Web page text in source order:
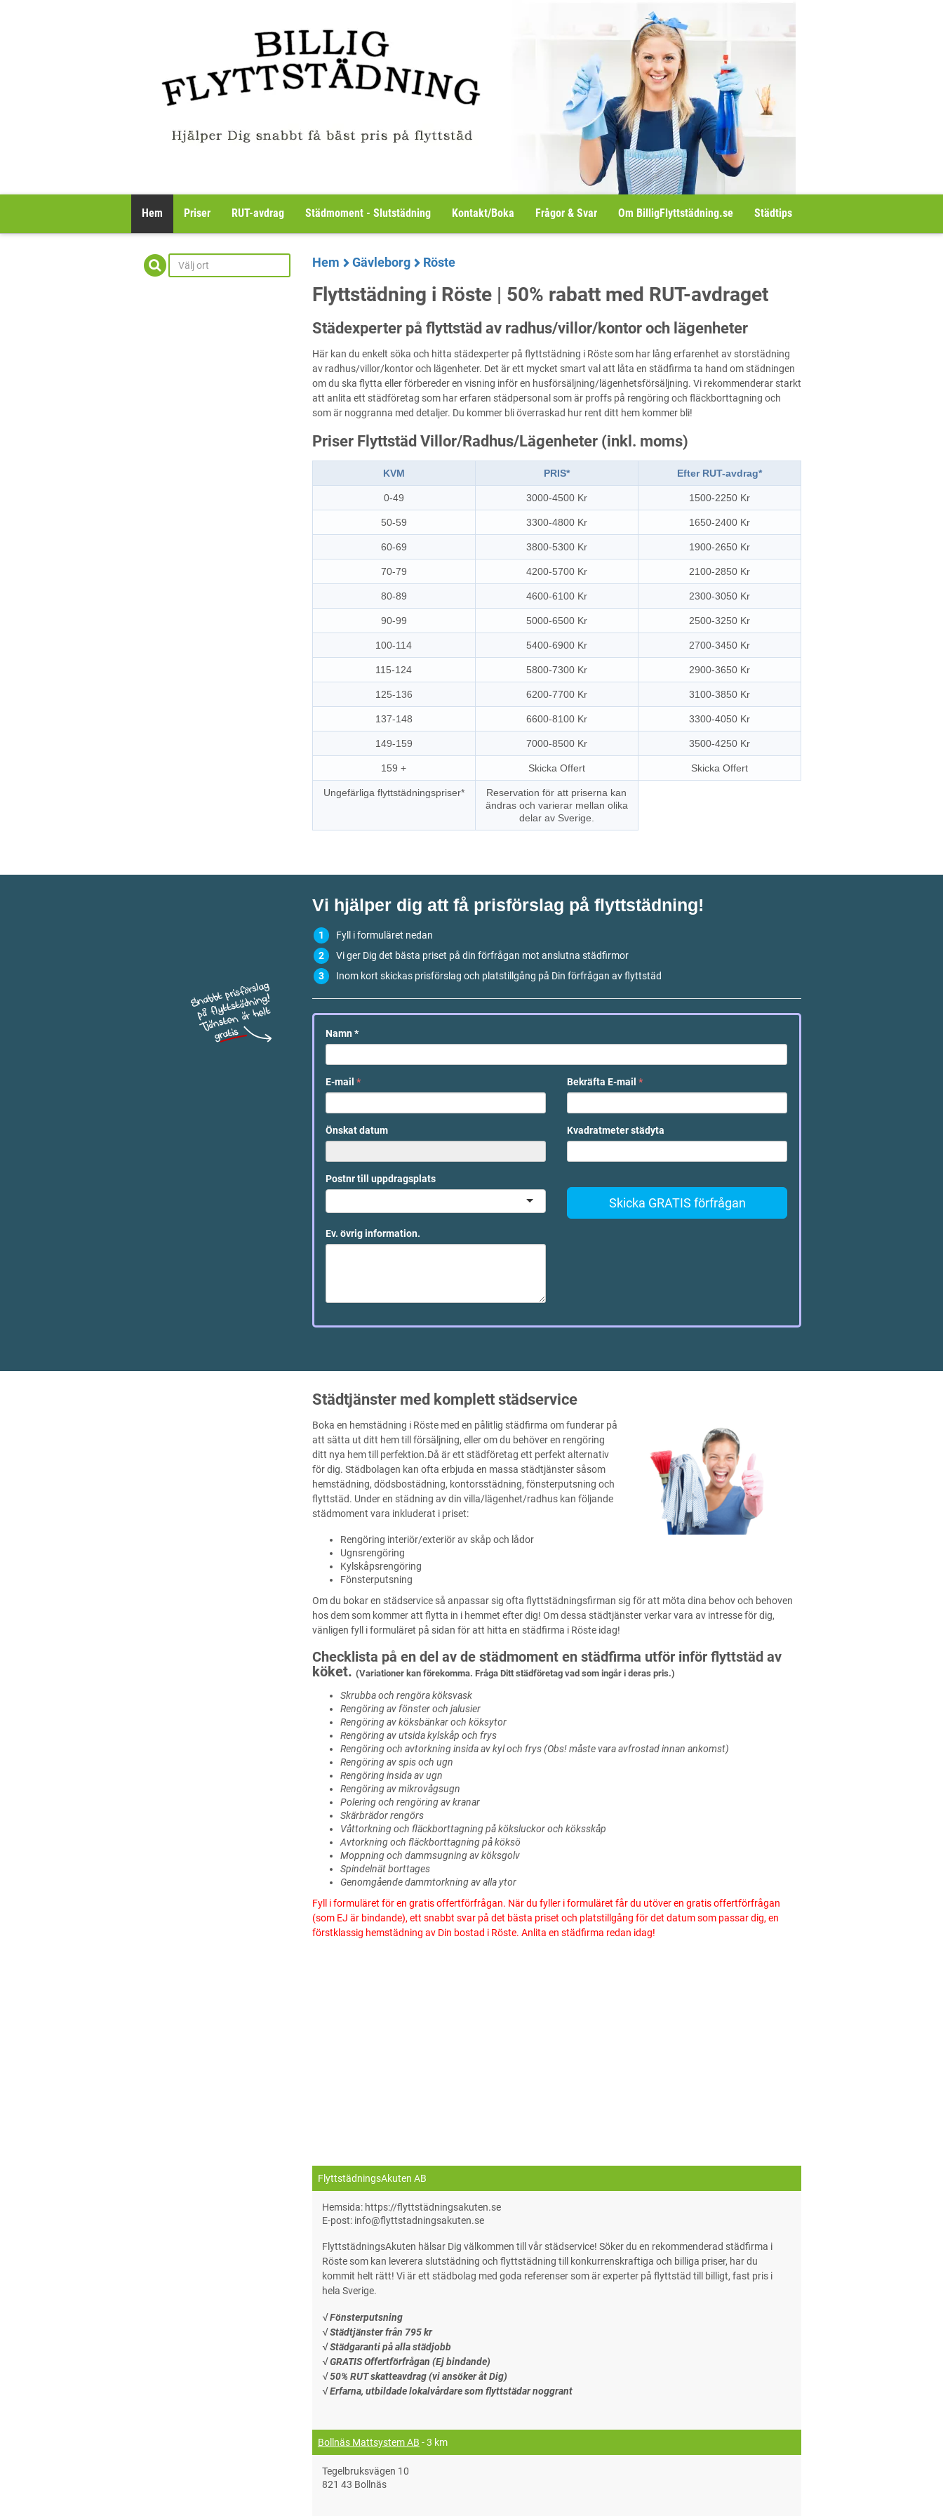
Hem Priser RUT-avdrag Städmoment - Slutstädning Kontakt/Boka Frågor & Svar Om BilligFlyttstädning.se Städtips
Hem Gävleborg Röste
Flyttstädning i Röste | 50% rabatt med RUT-avdraget
Städexperter på flyttstäd av radhus/villor/kontor och lägenheter
Här kan du enkelt söka och hitta städexperter på flyttstädning i Röste som har lång erfarenhet av storstädning
av radhus/villor/kontor och lägenheter. Det är ett mycket smart val att låta en städfirma ta hand om städningen
om du ska flytta eller förbereder en visning inför en husförsäljning/lägenhetsförsäljning. Vi rekommenderar starkt
att anlita ett städföretag som har erfaren städpersonal som är proffs på rengöring och fläckborttagning och
som är noggranna med detaljer. Du kommer bli överraskad hur rent ditt hem kommer bli!
Priser Flyttstäd Villor/Radhus/Lägenheter (inkl. moms)
KVM PRIS* Efter RUT-avdrag*
0-49 3000-4500 Kr 1500-2250 Kr
50-59 3300-4800 Kr 1650-2400 Kr
60-69 3800-5300 Kr 1900-2650 Kr
70-79 4200-5700 Kr 2100-2850 Kr
80-89 4600-6100 Kr 2300-3050 Kr
90-99 5000-6500 Kr 2500-3250 Kr
100-114 5400-6900 Kr 2700-3450 Kr
115-124 5800-7300 Kr 2900-3650 Kr
125-136 6200-7700 Kr 3100-3850 Kr
137-148 6600-8100 Kr 3300-4050 Kr
149-159 7000-8500 Kr 3500-4250 Kr
159 + Skicka Offert Skicka Offert
Ungefärliga flyttstädningspriser*
Reservation för att priserna kan
ändras och varierar mellan olika
delar av Sverige.
Vi hjälper dig att få prisförslag på flyttstädning!
Fyll i formuläret nedan
Vi ger Dig det bästa priset på din förfrågan mot anslutna städfirmor
Inom kort skickas prisförslag och platstillgång på Din förfrågan av flyttstäd
Namn*
E-mail* Bekräfta E-mail*
Önskat datum
Postnr till uppdragsplats
Ev. övrig information.
Kvadratmeter städyta
Skicka GRATIS förfrågan
Städtjänster med komplett städservice
Boka en hemstädning i Röste med en pålitlig städfirma om funderar på
att sätta ut ditt hem till försäljning, eller om du behöver en rengöring
ditt nya hem till perfektion.Då är ett städföretag ett perfekt alternativ
för dig. Städbolagen kan ofta erbjuda en massa städtjänster såsom
hemstädning, dödsbostädning, kontorsstädning, fönsterputsning och
flyttstäd. Under en städning av din villa/lägenhet/radhus kan följande
städmoment vara inkluderat i priset:
Rengöring interiör/exteriör av skåp och lådor
Ugnsrengöring
Kylskåpsrengöring
Fönsterputsning
Om du bokar en städservice så anpassar sig ofta flyttstädningsfirman sig för att möta dina behov och behoven
hos dem som kommer att flytta in i hemmet efter dig! Om dessa städtjänster verkar vara av intresse för dig,
vänligen fyll i formuläret på sidan för att hitta en städfirma i Röste idag!
Checklista på en del av de städmoment en städfirma utför inför flyttstäd av
köket. (Variationer kan förekomma. Fråga Ditt städföretag vad som ingår i deras pris.)
Skrubba och rengöra köksvask
Rengöring av fönster och jalusier
Rengöring av köksbänkar och köksytor
Rengöring av utsida kylskåp och frys
Rengöring och avtorkning insida av kyl och frys (Obs! måste vara avfrostad innan ankomst)
Rengöring av spis och ugn
Rengöring insida av ugn
Rengöring av mikrovågsugn
Polering och rengöring av kranar
Skärbrädor rengörs
Våttorkning och fläckborttagning på köksluckor och köksskåp
Avtorkning och fläckborttagning på köksö
Moppning och dammsugning av köksgolv
Spindelnät borttages
Genomgående dammtorkning av alla ytor
Fyll i formuläret för en gratis offertförfrågan. När du fyller i formuläret får du utöver en gratis offertförfrågan
(som EJ är bindande), ett snabbt svar på det bästa priset och platstillgång för det datum som passar dig, en
förstklassig hemstädning av Din bostad i Röste. Anlita en städfirma redan idag!
FlyttstädningsAkuten AB
Hemsida: https://flyttstädningsakuten.se
E-post: info@flyttstadningsakuten.se
FlyttstädningsAkuten hälsar Dig välkommen till vår städservice! Söker du en rekommenderad städfirma i
Röste som kan leverera slutstädning och flyttstädning till konkurrenskraftiga och billiga priser, har du
kommit helt rätt! Vi är ett städbolag med goda referenser som är experter på flyttstäd till billigt, fast pris i
hela Sverige.
√ Fönsterputsning
√ Städtjänster från 795 kr
√ Städgaranti på alla städjobb
√ GRATIS Offertförfrågan (Ej bindande)
√ 50% RUT skatteavdrag (vi ansöker åt Dig)
√ Erfarna, utbildade lokalvårdare som flyttstädar noggrant
Bollnäs Mattsystem AB - 3 km
Tegelbruksvägen 10
821 43 Bollnäs